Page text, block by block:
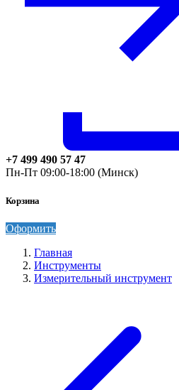
+7 499 490 57 47
Пн-Пт 09:00-18:00 (Минск)
Корзина
Оформить
Главная
Инструменты
Измерительный инструмент